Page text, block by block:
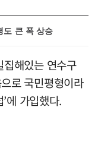
도 큰 폭 상승
해있는 연수구
로 국민평형이라
에 가입했다.